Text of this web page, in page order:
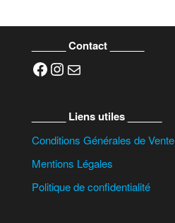
______ Contact ______
Facebook
Instagram
E-mail
______ Liens utiles ______
Conditions Générales de Vente
Mentions Légales
Politique de confidentialité